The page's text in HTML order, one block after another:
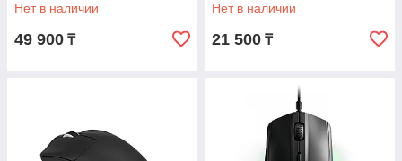
Нет в наличии
49 900 ₸
Нет в наличии
21 500 ₸